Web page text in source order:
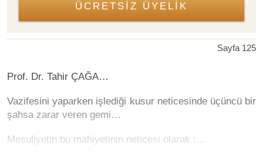
ÜCRETSİZ ÜYELİK
Sayfa 125
Prof. Dr. Tahir ÇAĞA…
Vazifesini yaparken işlediği kusur neticesinde üçüncü bir
şahsa zarar veren gemi…
Mesuliyetin bu mahiyetinin neticesi olarak :…